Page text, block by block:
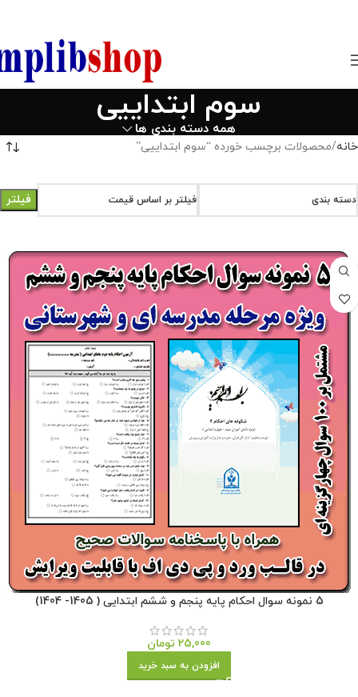
سوم ابتداییی
همه دسته بندی ها
خانه محصولات برچسب خورده “سوم ابتداییی”
دسته بندی فیلتر بر اساس قیمت فیلتر
5 نمونه سوال احکام پایه پنجم و ششم ابتدایی ( 1405- 1404)
25,000 تومان
افزودن به سبد خرید